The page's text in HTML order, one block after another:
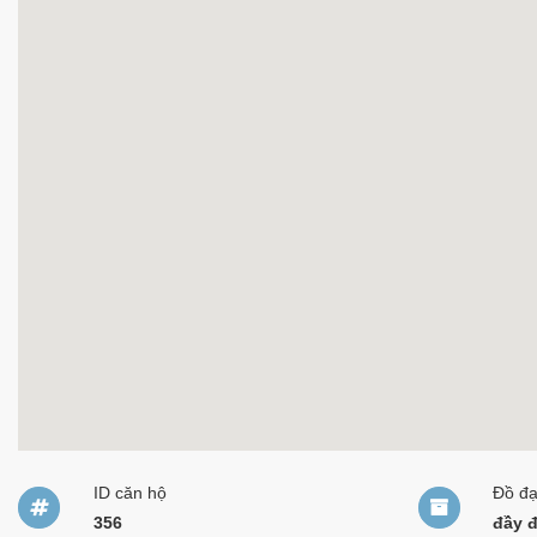
ID căn hộ
356
Đồ
đầy